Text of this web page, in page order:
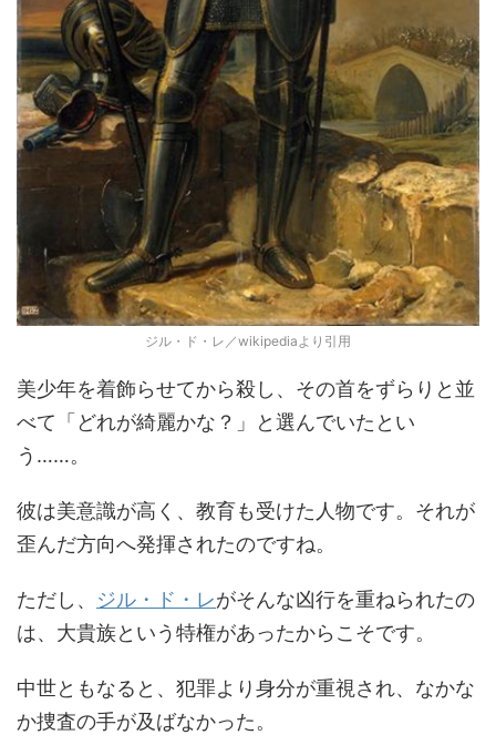
ジル・ド・レ／wikipediaより引用
美少年を着飾らせてから殺し、その首をずらりと並
べて「どれが綺麗かな？」と選んでいたとい
う……。
彼は美意識が高く、教育も受けた人物です。それが
歪んだ方向へ発揮されたのですね。
ただし、 ジル・ド・レがそんな凶行を重ねられたの
は、大貴族という特権があったからこそです。
中世ともなると、犯罪より身分が重視され、なかな
か捜査の手が及ばなかった。